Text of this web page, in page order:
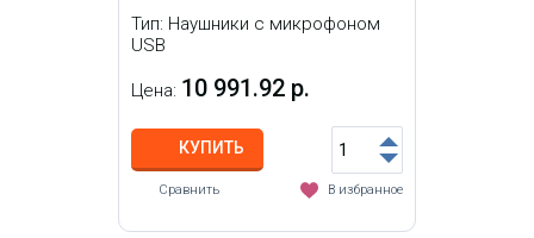
Тип: Наушники с микрофоном
USB
Цена: 10 991.92 р.
КУПИТЬ
Сравнить В избранное